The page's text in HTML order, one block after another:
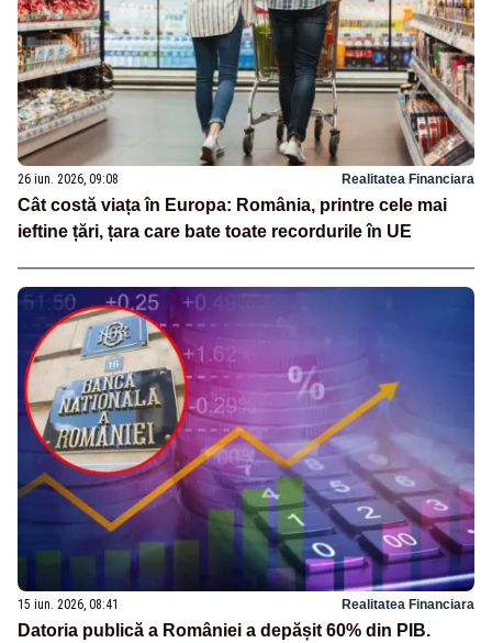
26 iun. 2026, 09:08 Realitatea Financiara
Cât costă viața în Europa: România, printre cele mai
ieftine țări, țara care bate toate recordurile în UE
15 iun. 2026, 08:41 Realitatea Financiara
Datoria publică a României a depășit 60% din PIB.